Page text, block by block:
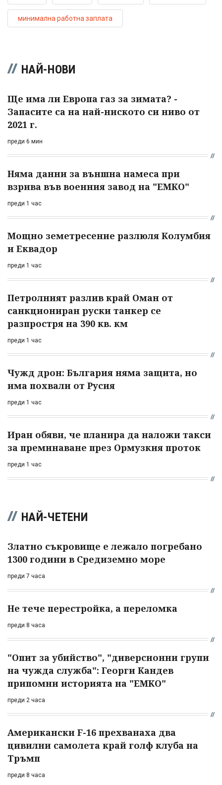
минимална работна заплата
НАЙ-НОВИ
Ще има ли Европа газ за зимата? -
Запасите са на най-ниското си ниво от
2021 г.
преди 6 мин
Няма данни за външна намеса при
взрива във военния завод на "ЕМКО"
преди 1 час
Мощно земетресение разлюля Колумбия
и Еквадор
преди 1 час
Петролният разлив край Оман от
санкциониран руски танкер се
разпростря на 390 кв. км
преди 1 час
Чужд дрон: България няма защита, но
има похвали от Русия
преди 1 час
Иран обяви, че планира да наложи такси
за преминаване през Ормузкия проток
преди 1 час
НАЙ-ЧЕТЕНИ
Златно съкровище е лежало погребано
1300 години в Средиземно море
преди 7 часа
Не тече перестройка, а переломка
преди 8 часа
"Опит за убийство", "диверсионни групи
на чужда служба": Георги Кандев
припомни историята на "ЕМКО"
преди 2 часа
Американски F-16 прехванаха два
цивилни самолета край голф клуба на
Тръмп
преди 8 часа